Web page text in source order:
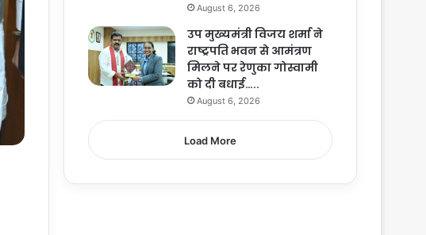
August 6, 2026
उप मुख्यमंत्री विजय शर्मा ने
राष्ट्रपति भवन से आमंत्रण
मिलने पर रेणुका गोस्वामी
को दी बधाई…..
August 6, 2026
Load More